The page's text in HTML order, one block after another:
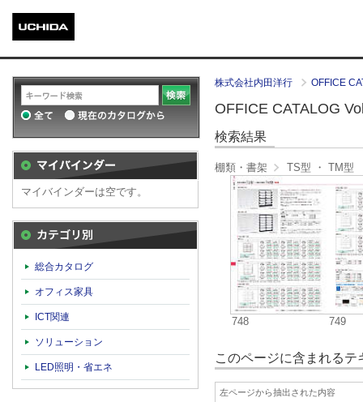
株式会社内田洋行 OFFICE
OFFICE CATALOG
検索結果
棚類・書架 TS型 ・ TM型
748 749
このページに含まれる
左ページから抽出された内容
マイバインダーは空です。
総合カタログ
オフィス家具
ICT関連
ソリューション
LED照明・省エネ